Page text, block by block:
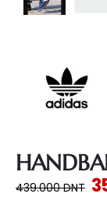
439.000DNT